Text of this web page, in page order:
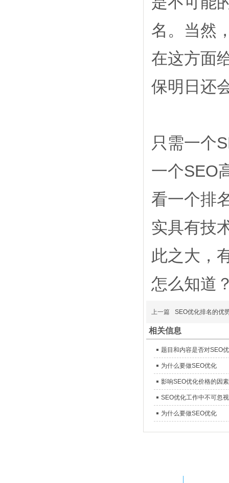
名。当然
在这方面
保明日还
只需一个
一个SEO
看一个排
实具有技
此之大，
怎么知道
上一篇 SEO优化排名的优
相关信息
题目和内容是否对SEO
为什么要做SEO优化
影响SEO优化价格的因素
SEO优化工作中不可忽
为什么要做SEO优化